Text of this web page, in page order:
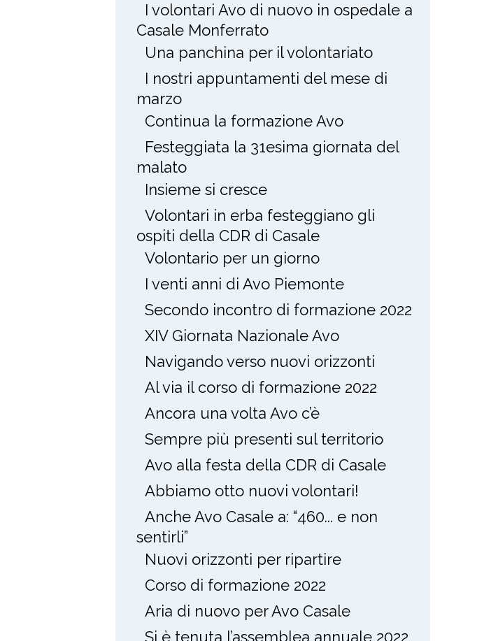
I volontari Avo di nuovo in ospedale a
Casale Monferrato
Una panchina per il volontariato
I nostri appuntamenti del mese di
marzo
Continua la formazione Avo
Festeggiata la 31esima giornata del
malato
Insieme si cresce
Volontari in erba festeggiano gli
ospiti della CDR di Casale
Volontario per un giorno
I venti anni di Avo Piemonte
Secondo incontro di formazione 2022
XIV Giornata Nazionale Avo
Navigando verso nuovi orizzonti
Al via il corso di formazione 2022
Ancora una volta Avo c’è
Sempre più presenti sul territorio
Avo alla festa della CDR di Casale
Abbiamo otto nuovi volontari!
Anche Avo Casale a: “460... e non
sentirli”
Nuovi orizzonti per ripartire
Corso di formazione 2022
Aria di nuovo per Avo Casale
Si è tenuta l’assemblea annuale 2022